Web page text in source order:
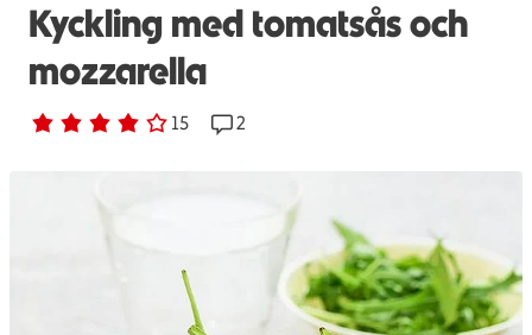
Kyckling med tomatsås och
mozzarella
Betyg 3.9 av 5. 15
15 personer har röstatReceptet har 2 kommentarer
2